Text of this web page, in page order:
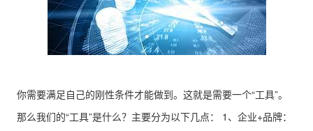
你需要满足自己的刚性条件才能做到。这就是需要一个“工具”。
那么我们的“工具”是什么？主要分为以下几点： 1、企业+品牌：